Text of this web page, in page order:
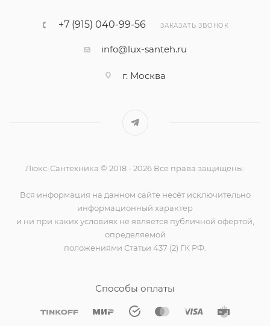
+7 (915) 040-99-56 ЗАКАЗАТЬ ЗВОНОК
info@lux-santeh.ru
г. Москва
Люкс-Сантехника © 2018 - 2026 Все права защищены.
Вся информация на данном сайте несёт исключительно
информационный характер
и ни при каких условиях не является публичной офертой,
определяемой
положениями Статьи 437 (2) ГК РФ.
Способы оплаты